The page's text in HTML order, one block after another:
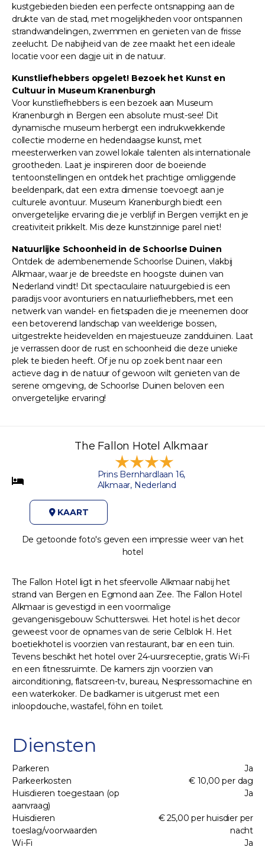
kustgebieden bieden een perfecte ontsnapping aan de
drukte van de stad, met mogelijkheden voor ontspannen
strandwandelingen, zwemmen en genieten van de frisse
zeelucht. De nabijheid van de zee maakt het een ideale
locatie voor een dagje uit in de natuur.
Kunstliefhebbers opgelet! Bezoek het Kunst en
Cultuur in Museum Kranenburgh
Voor kunstliefhebbers is een bezoek aan Museum
Kranenburgh in Bergen een absolute must-see! Dit
dynamische museum herbergt een indrukwekkende
collectie moderne en hedendaagse kunst, met
meesterwerken van zowel lokale talenten als internationale
grootheden. Laat je inspireren door de boeiende
tentoonstellingen en ontdek het prachtige omliggende
beeldenpark, dat een extra dimensie toevoegt aan je
culturele avontuur. Museum Kranenburgh biedt een
onvergetelijke ervaring die je verblijf in Bergen verrijkt en je
creativiteit prikkelt. Mis deze kunstzinnige parel niet!
Natuurlijke Schoonheid in de Schoorlse Duinen
Ontdek de adembenemende Schoorlse Duinen, vlakbij
Alkmaar, waar je de breedste en hoogste duinen van
Nederland vindt! Dit spectaculaire natuurgebied is een
paradijs voor avonturiers en natuurliefhebbers, met een
netwerk van wandel- en fietspaden die je meenemen door
een betoverend landschap van weelderige bossen,
uitgestrekte heidevelden en majestueuze zandduinen. Laat
je verrassen door de rust en schoonheid die deze unieke
plek te bieden heeft. Of je nu op zoek bent naar een
actieve dag in de natuur of gewoon wilt genieten van de
serene omgeving, de Schoorlse Duinen beloven een
onvergetelijke ervaring!
The Fallon Hotel Alkmaar
Prins Bernhardlaan 16,
Alkmaar, Nederland
KAART
De getoonde foto's geven een impressie weer van het
hotel
The Fallon Hotel ligt in het sfeervolle Alkmaar nabij het
strand van Bergen en Egmond aan Zee. The Fallon Hotel
Alkmaar is gevestigd in een voormalige
gevangenisgebouw Schutterswei. Het hotel is het decor
geweest voor de opnames van de serie Celblok H. Het
boetiekhotel is voorzien van restaurant, bar en een tuin.
Tevens beschikt het hotel over 24-uursreceptie, gratis Wi-Fi
en een fitnessruimte. De kamers zijn voorzien van
airconditioning, flatscreen-tv, bureau, Nespressomachine en
een waterkoker. De badkamer is uitgerust met een
inloopdouche, wastafel, föhn en toilet.
Diensten
Parkeren
Ja
Parkeerkosten
€ 10,00 per dag
Huisdieren toegestaan (op
aanvraag)
Ja
Huisdieren
toeslag/voorwaarden
€ 25,00 per huisdier per
nacht
Wi-Fi
Ja